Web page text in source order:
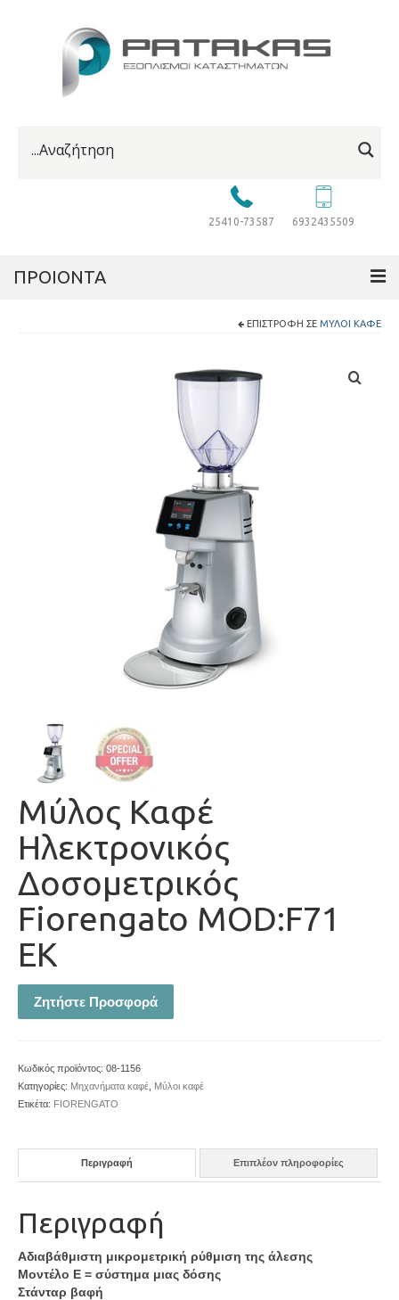
25410-73587 6932435509
ΠΡΟΙΟΝΤΑ
ΕΠΙΣΤΡΟΦΉ ΣΕ ΜΎΛΟΙ ΚΑΦΈ
Μύλος Καφέ
Ηλεκτρονικός
Δοσομετρικός
Fiorengato MOD:F71
EK
Ζητήστε Προσφορά
Κωδικός προϊόντος: 08-1156
Κατηγορίες: Μηχανήματα καφέ Μύλοι καφέ
Ετικέτα: FIORENGATO
Περιγραφή Επιπλέον πληροφορίες
Περιγραφή
Αδιαβάθμιστη μικρομετρική ρύθμιση της άλεσης
Μοντέλο E = σύστημα μιας δόσης
Στάνταρ βαφή